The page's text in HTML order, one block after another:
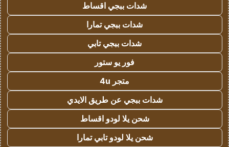
شدات ببجي اقساط
شدات ببجي تمارا
شدات ببجي تابي
فور يو ستور
متجر 4u
شدات ببجي عن طريق الايدي
شحن يلا لودو اقساط
شحن يلا لودو تابي تمارا